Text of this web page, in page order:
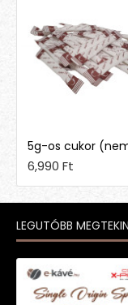
6,990 Ft
LEGUTÓBB